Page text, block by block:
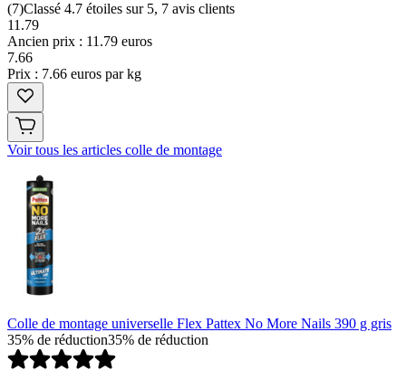
(7)Classé 4.7 étoiles sur 5, 7 avis clients
11.79
Ancien prix : 11.79 euros
7.66
Prix : 7.66 euros par kg
Voir tous les articles colle de montage
Colle de montage universelle Flex Pattex No More Nails 390 g gris
35% de réduction35% de réduction